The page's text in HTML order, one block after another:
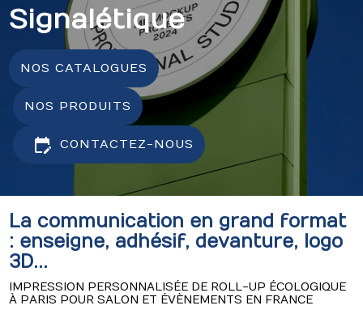
Signalétique
NOS CATALOGUES
edit_calendar CONTACTEZ-NOUS
La communication en grand format
: enseigne, adhésif, devanture, logo
3D...
IMPRESSION PERSONNALISÉE DE ROLL-UP ÉCOLOGIQUE
À PARIS POUR SALON ET ÉVÈNEMENTS EN FRANCE